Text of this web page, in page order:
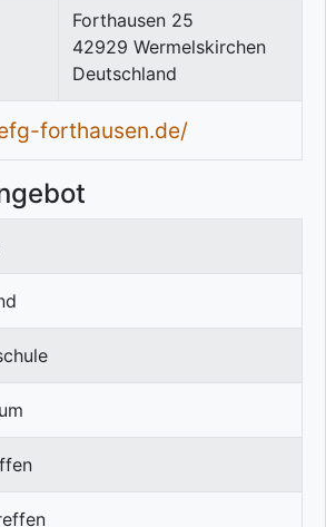
Forthausen 25
42929 Wermelskirchen
Deutschland
forthausen.de/